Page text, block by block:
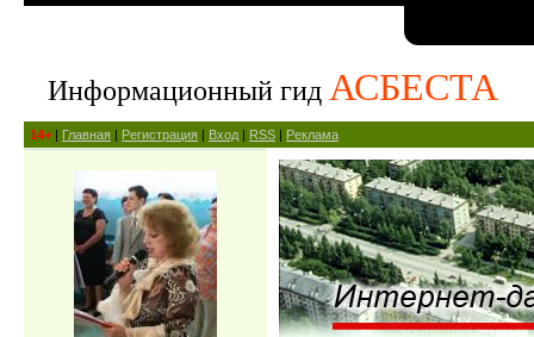
Информационный гид АСБЕСТА
14+ | Главная | Регистрация | Вход | RSS | Реклама